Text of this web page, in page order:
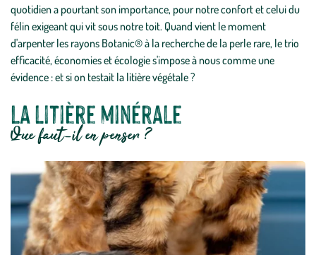
quotidien a pourtant son importance, pour notre confort et celui du
félin exigeant qui vit sous notre toit. Quand vient le moment
d'arpenter les rayons Botanic® à la recherche de la perle rare, le trio
efficacité, économies et écologie s'impose à nous comme une
évidence : et si on testait la litière végétale ?
La litière minérale
Que faut-il en penser ?